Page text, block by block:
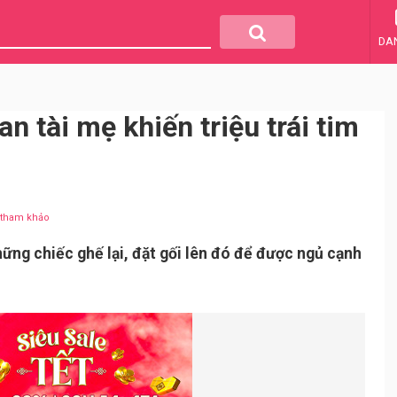
tài mẹ khiến triệu trái tim
khảo
chiếc ghế lại, đặt gối lên đó để được ngủ cạnh